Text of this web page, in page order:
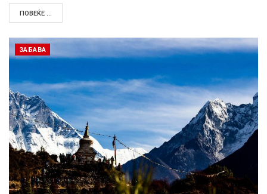
ПОВЕЌЕ ...
ЗАБАВА